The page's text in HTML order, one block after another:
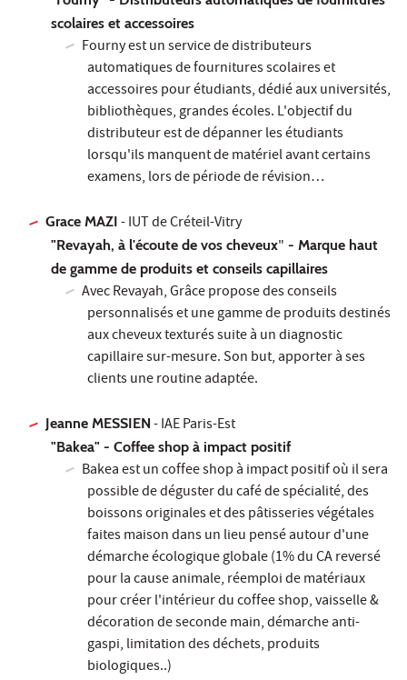
scolaires et accessoires
Fourny est un service de distributeurs
automatiques de fournitures scolaires et
accessoires pour étudiants, dédié aux universités,
bibliothèques, grandes écoles. L'objectif du
distributeur est de dépanner les étudiants
lorsqu'ils manquent de matériel avant certains
examens, lors de période de révision…
Grace MAZI - IUT de Créteil-Vitry
"Revayah, à l'écoute de vos cheveux" - Marque haut
de gamme de produits et conseils capillaires
Avec Revayah, Grâce propose des conseils
personnalisés et une gamme de produits destinés
aux cheveux texturés suite à un diagnostic
capillaire sur-mesure. Son but, apporter à ses
clients une routine adaptée.
Jeanne MESSIEN - IAE Paris-Est
"Bakea" - Coffee shop à impact positif
Bakea est un coffee shop à impact positif où il sera
possible de déguster du café de spécialité, des
boissons originales et des pâtisseries végétales
faites maison dans un lieu pensé autour d'une
démarche écologique globale (1% du CA reversé
pour la cause animale, réemploi de matériaux
pour créer l'intérieur du coffee shop, vaisselle &
décoration de seconde main, démarche anti-
gaspi, limitation des déchets, produits
biologiques..)